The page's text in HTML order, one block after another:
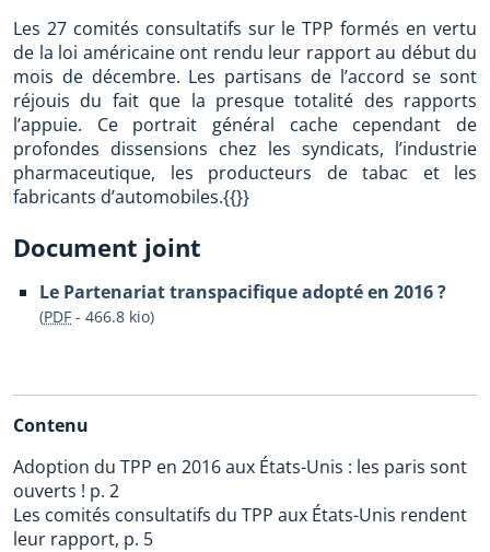
Les 27 comités consultatifs sur le TPP formés en vertu
de la loi américaine ont rendu leur rapport au début du
mois de décembre. Les partisans de l’accord se sont
réjouis du fait que la presque totalité des rapports
l’appuie. Ce portrait général cache cependant de
profondes dissensions chez les syndicats, l’industrie
pharmaceutique, les producteurs de tabac et les
fabricants d’automobiles.{{}}
Document joint
Le Partenariat transpacifique adopté en 2016 ?
(PDF - 466.8 kio)
Contenu
Adoption du TPP en 2016 aux États-Unis : les paris sont
ouverts ! p. 2
Les comités consultatifs du TPP aux États-Unis rendent
leur rapport, p. 5